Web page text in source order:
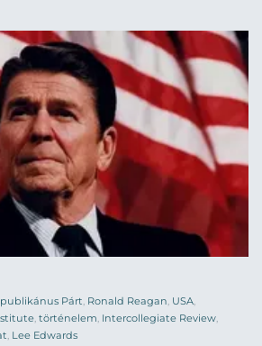
Párt, Ronald Reagan, USA,
, történelem, Intercollegiate Review,
, Lee Edwards